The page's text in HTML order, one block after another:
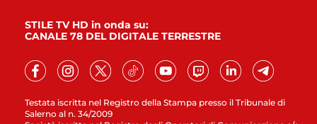
Testata iscritta nel Registro della Stampa presso il Tribunale di
Salerno al n. 34/2009
STILE TV HD in onda su:
CANALE 78 DEL DIGITALE TERRESTRE